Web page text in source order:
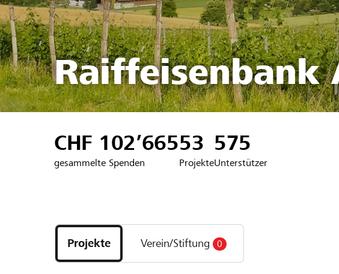
Raiffeisenbank
CHF 102’665
gesammelte Spenden
53
Projekte
575
Unterstützer
Projekte
und
Organisationen
Projekte Verein/Stiftung 0